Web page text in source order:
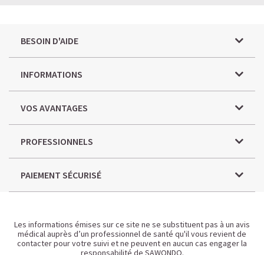
BESOIN D'AIDE
INFORMATIONS
VOS AVANTAGES
PROFESSIONNELS
PAIEMENT SÉCURISÉ
Les informations émises sur ce site ne se substituent pas à un avis
médical auprès d’un professionnel de santé qu'il vous revient de
contacter pour votre suivi et ne peuvent en aucun cas engager la
responsabilité de SAWONDO.